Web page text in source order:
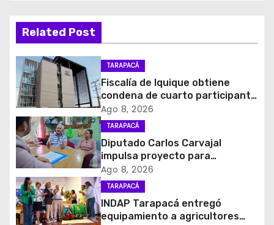
g
a
c
i
ó
n
d
e
Related Post
TARAPACÁ
Fiscalía de Iquique obtiene
condena de cuarto participante
en violento asalto a
comerciante
Ago 8, 2026
TARAPACÁ
Diputado Carlos Carvajal
impulsa proyecto para
homenajear en vida al campeón
mundial Raúl Choque
Ago 8, 2026
TARAPACÁ
INDAP Tarapacá entregó
equipamiento a agricultores